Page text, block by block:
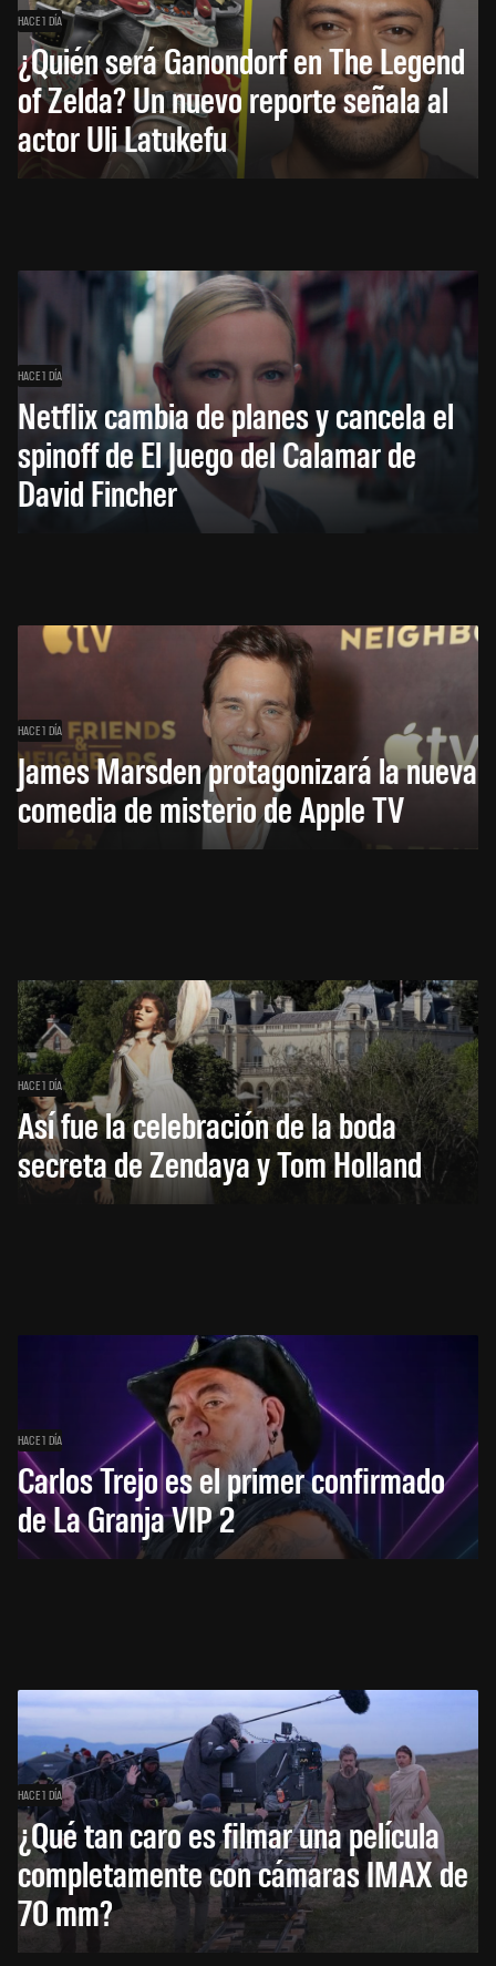
HACE 1 DÍA
¿Quién será Ganondorf en The Legend
of Zelda? Un nuevo reporte señala al
actor Uli Latukefu
HACE 1 DÍA
Netflix cambia de planes y cancela el
spinoff de El Juego del Calamar de
David Fincher
HACE 1 DÍA
James Marsden protagonizará la nueva
comedia de misterio de Apple TV
HACE 1 DÍA
Así fue la celebración de la boda
secreta de Zendaya y Tom Holland
HACE 1 DÍA
Carlos Trejo es el primer confirmado
de La Granja VIP 2
HACE 1 DÍA
¿Qué tan caro es filmar una película
completamente con cámaras IMAX de
70 mm?